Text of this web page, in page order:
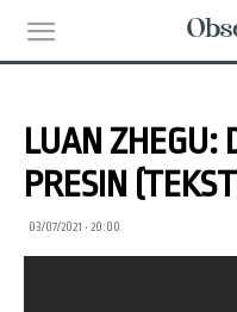
LUAN ZHEGU:
PRESIN
03/07/2021 • 20:00